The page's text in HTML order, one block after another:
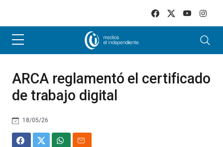
ARCA reglamentó el certificado
de trabajo digital
18/05/26